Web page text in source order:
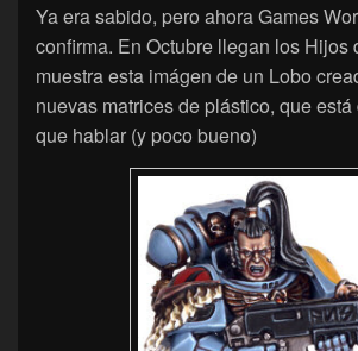
Ya era sabido, pero ahora Games
confirma. En Octubre llegan los Hijos
muestra esta imágen de un Lobo
nuevas matrices de plástico, que
que hablar (y poco bueno)